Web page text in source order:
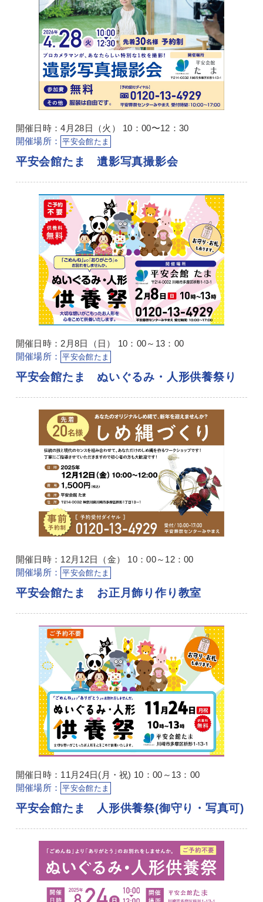
開催日時：4月28日（火） 10：00〜12：30
開催場所：
平安会館たま
平安会館たま 遺影写真撮影会
開催日時：2月8日（日） 10：00～13：00
開催場所：
平安会館たま
平安会館たま ぬいぐるみ・人形供養祭り
開催日時：12月12日（金） 10：00～12：00
開催場所：
平安会館たま
平安会館たま お正月飾り作り教室
開催日時：11月24日(月・祝) 10：00～13：00
開催場所：
平安会館たま
平安会館たま 人形供養祭(御守り・写真可)